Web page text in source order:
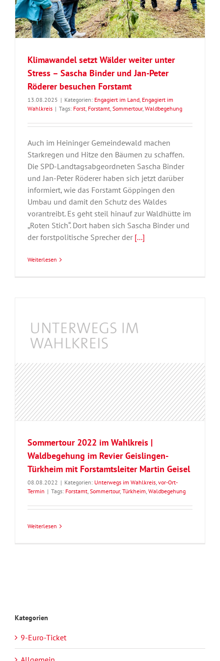
Klimawandel setzt Wälder weiter unter
Stress – Sascha Binder und Jan-Peter
Röderer besuchen Forstamt
13.08.2025 | Kategorien: Engagiert im Land, Engagiert im
Wahlkreis | Tags: Forst, Forstamt, Sommertour, Waldbegehung
Auch im Heininger Gemeindewald machen
Starkregen und Hitze den Bäumen zu schaffen.
Die SPD-Landtagsabgeordneten Sascha Binder
und Jan-Peter Röderer haben sich jetzt darüber
informiert, wie das Forstamt Göppingen den
Umbau und damit den Schutz des Waldes
vorantreibt. Es geht steil hinauf zur Waldhütte im
„Roten Stich“. Dort haben sich Sascha Binder und
der forstpolitische Sprecher der [...]
Weiterlesen
Sommertour 2022 im Wahlkreis |
Waldbegehung im Revier Geislingen-
Türkheim mit Forstamtsleiter Martin Geisel
08.08.2022 | Kategorien: Unterwegs im Wahlkreis, vor-Ort-
Termin | Tags: Forstamt, Sommertour, Türkheim, Waldbegehung
Weiterlesen
Kategorien
9-Euro-Ticket